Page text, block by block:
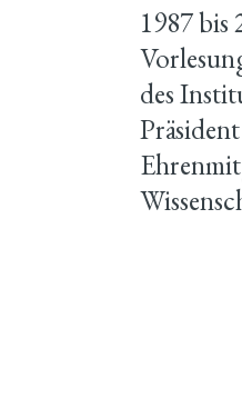
1987
des